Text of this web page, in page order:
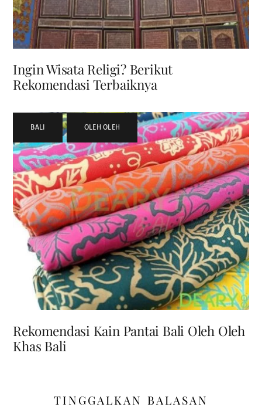
Ingin Wisata Religi? Berikut
Rekomendasi Terbaiknya
BALI , OLEH OLEH
Rekomendasi Kain Pantai Bali Oleh Oleh
Khas Bali
TINGGALKAN BALASAN